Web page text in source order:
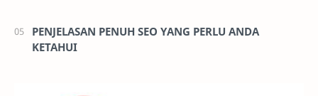
PENJELASAN PENUH SEO YANG PERLU ANDA
KETAHUI